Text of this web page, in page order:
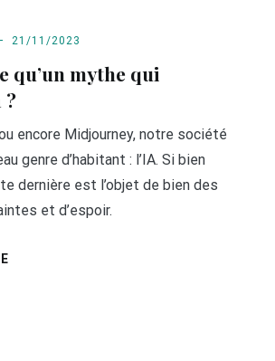
21/11/2023
qu’un mythe qui
?
encore Midjourney, notre société
genre d’habitant : l’IA. Si bien
dernière est l’objet de bien des
et d’espoir.